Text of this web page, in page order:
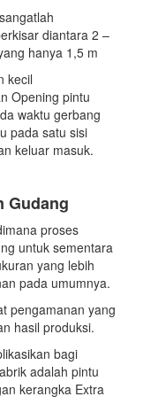
diantara 2 –
hanya 1,5 m
kecil
Opening pintu
waktu gerbang
pada satu sisi
keluar masuk.
Gudang
proses
untuk sementara
yang lebih
pada umumnya.
pengamanan yang
hasil produksi.
bagi
adalah pintu
kerangka Extra